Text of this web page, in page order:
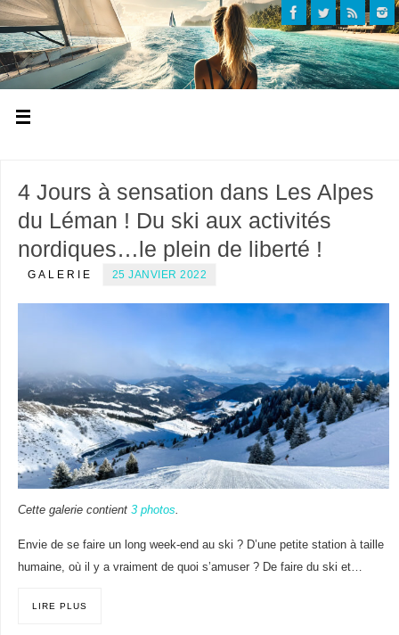
4 Jours à sensation dans Les Alpes
du Léman ! Du ski aux activités
nordiques…le plein de liberté !
GALERIE 25 JANVIER 2022
Cette galerie contient 3 photos.
Envie de se faire un long week-end au ski ? D’une petite station à taille
humaine, où il y a vraiment de quoi s’amuser ? De faire du ski et…
LIRE PLUS